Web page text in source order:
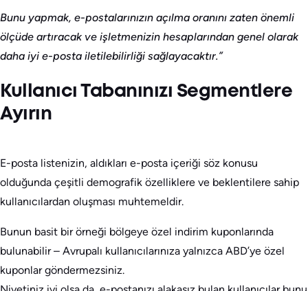
Bunu yapmak, e-postalarınızın açılma oranını zaten önemli
ölçüde artıracak ve işletmenizin hesaplarından genel olarak
daha iyi e-posta iletilebilirliği sağlayacaktır.”
Kullanıcı Tabanınızı Segmentlere
Ayırın
E-posta listenizin, aldıkları e-posta içeriği söz konusu
olduğunda çeşitli demografik özelliklere ve beklentilere sahip
kullanıcılardan oluşması muhtemeldir.
Bunun basit bir örneği bölgeye özel indirim kuponlarında
bulunabilir – Avrupalı kullanıcılarınıza yalnızca ABD’ye özel
kuponlar göndermezsiniz.